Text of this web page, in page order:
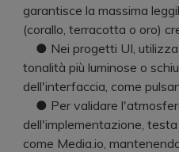
garantisce la massima
(corallo, terracotta o oro)
● Nei progetti UI, utilizza
tonalità più luminose o
dell'interfaccia, come
● Per validare
dell'implementazione,
come Media.io,